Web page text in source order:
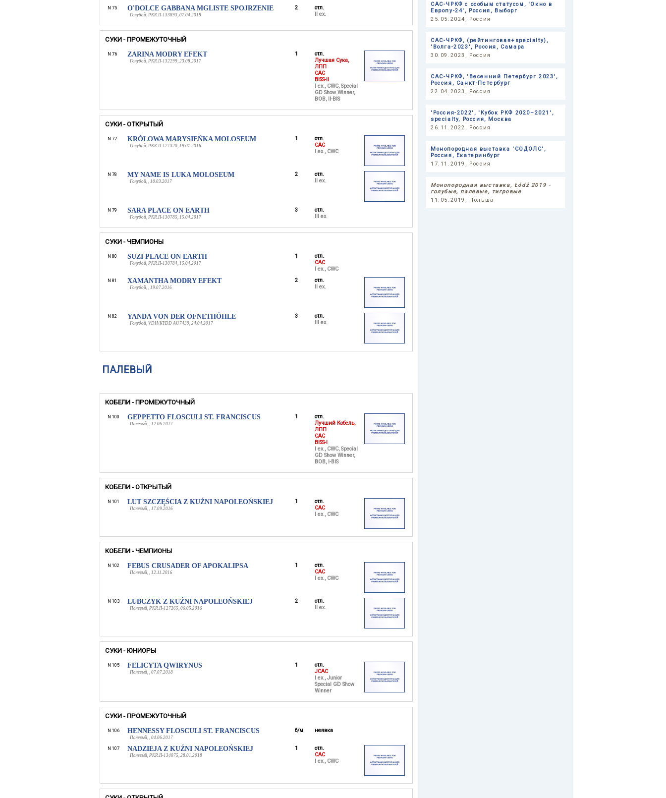
N 75 O'DOLCE GABBANA MGLISTE SPOJRZENIE
Голубой, PKR.II-133893, 07.04.2018
2
отл.
II ex.
СУКИ - ПРОМЕЖУТОЧНЫЙ
N 76 ZARINA MODRY EFEKT
Голубой, PKR.II-132299, 23.08.2017
1
отл.
Лучшая Сука,
ЛПП
CAC
BISS-II
I ex., CWC, Special
GD Show Winner,
BOB, II-BIS
СУКИ - ОТКРЫТЫЙ
N 77 KRÓLOWA MARYSIEŃKA MOLOSEUM
Голубой, PKR.II-127320, 19.07.2016
1
отл.
CAC
I ex., CWC
N 78 MY NAME IS LUKA MOLOSEUM
Голубой, , 10.03.2017
2
отл.
II ex.
N 79 SARA PLACE ON EARTH
Голубой, PKR.II-130785, 15.04.2017
3
отл.
III ex.
СУКИ - ЧЕМПИОНЫ
N 80 SUZI PLACE ON EARTH
Голубой, PKR.II-130784, 15.04.2017
1
отл.
CAC
I ex., CWC
N 81 XAMANTHA MODRY EFEKT
Голубой, , 19.07.2016
2
отл.
II ex.
N 82 YANDA VON DER OFNETHÖHLE
Голубой, VDH/KYDD AU7439, 24.04.2017
3
отл.
III ex.
ПАЛЕВЫЙ
КОБЕЛИ - ПРОМЕЖУТОЧНЫЙ
N 100 GEPPETTO FLOSCULI ST. FRANCISCUS
Палевый, , 12.06.2017
1
отл.
Лучший Кобель,
ЛПП
CAC
BISS-I
I ex., CWC, Special
GD Show Winner,
BOB, I-BIS
КОБЕЛИ - ОТКРЫТЫЙ
N 101 LUT SZCZĘŚCIA Z KUŹNI NAPOLEOŃSKIEJ
Палевый, , 17.09.2016
1
отл.
CAC
I ex., CWC
КОБЕЛИ - ЧЕМПИОНЫ
N 102 FEBUS CRUSADER OF APOKALIPSA
Палевый, , 12.11.2016
1
отл.
CAC
I ex., CWC
N 103 LUBCZYK Z KUŹNI NAPOLEOŃSKIEJ
Палевый, PKR.II-127265, 06.05.2016
2
отл.
II ex.
СУКИ - ЮНИОРЫ
N 105 FELICYTA QWIRYNUS
Палевый, , 07.07.2018
1
отл.
JCAC
I ex., Junior
Special GD Show
Winner
СУКИ - ПРОМЕЖУТОЧНЫЙ
N 106 HENNESSY FLOSCULI ST. FRANCISCUS
Палевый, , 04.06.2017
б/м неявка
N 107 NADZIEJA Z KUŹNI NAPOLEOŃSKIEJ
Палевый, PKR.II-134075, 28.01.2018
1
отл.
CAC
I ex., CWC
САС-ЧРКФ с оcобым статусом, 'Окно в
Европу-24', Россия, Выборг
25.05.2024, Россия
САС-ЧРКФ, (рейтинговая+specialty),
'Волга-2023', Россия, Самара
30.09.2023, Россия
САС-ЧРКФ, 'Весенний Петербург 2023',
Россия, Санкт-Петербург
22.04.2023, Россия
'Россия-2022', 'Кубок РКФ 2020–2021',
specialty, Россия, Москва
26.11.2022, Россия
Монопородная выставка 'СОДОЛС',
Россия, Екатеринбург
17.11.2019, Россия
Монопородная выставка, Łódź 2019 -
голубые, палевые, тигровые
11.05.2019, Польша